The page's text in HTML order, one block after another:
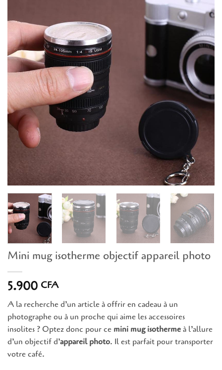
Mini mug isotherme objectif appareil photo
5.900 CFA
A la recherche d’un article à offrir en cadeau à un
photographe ou à un proche qui aime les accessoires
insolites ? Optez donc pour ce mini mug isothermeà l’allure
d’un objectif d’appareil photo. Il est parfait pour transporter
votre café.